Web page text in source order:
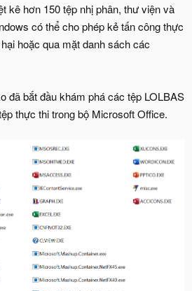
kê hơn 150 tệp nhị phân, thư viện và
có thể cho phép kẻ tấn công thực
hoặc qua mặt danh sách các
đã bắt đầu khám phá các tệp LOLBAS
thực thi trong bộ Microsoft Office.